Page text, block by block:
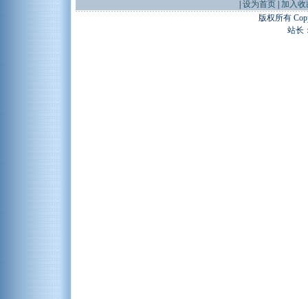
设为首页|
加入收
版权所有
站长